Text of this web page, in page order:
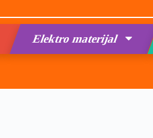
Elektro materijal